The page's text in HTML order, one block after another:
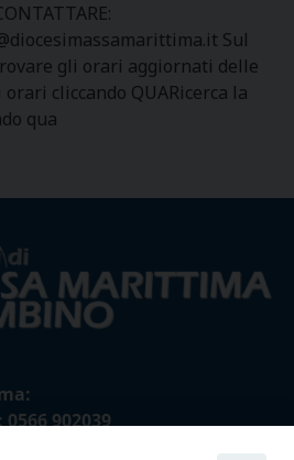
Sul
gli orari aggiornati delle
cliccando QUARicerca la
qua
902039